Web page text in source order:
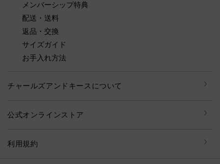
メンバーシップ特典
配送・送料
返品・交換
サイズガイド
お手入れ方法
チャールズアンドキースについて
公式オンラインストア
利用規約